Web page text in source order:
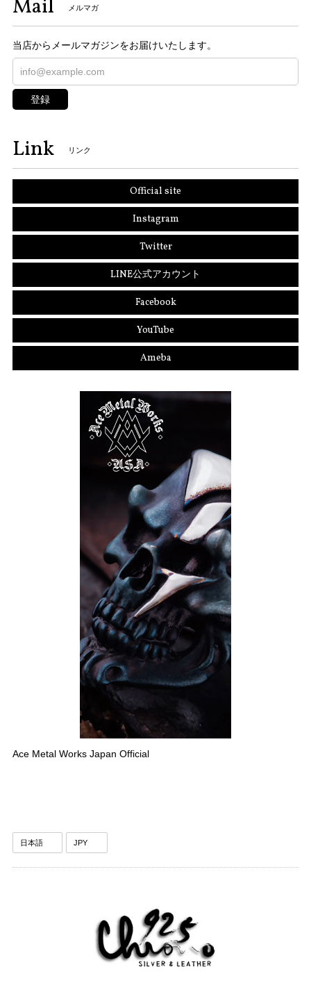
Mail メルマガ
当店からメールマガジンをお届けいたします。
登録
Link リンク
Official site
Instagram
Twitter
LINE公式アカウント
Facebook
YouTube
Ameba
Ace Metal Works Japan Official